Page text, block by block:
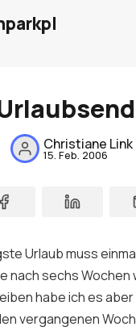
Home
Über mich
Meine Firma
Kontakt
Sign up
Christiane Link
15. Feb. 2006
Urlaub muss
nach sechs
habe ich es
vergangenen